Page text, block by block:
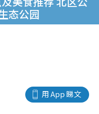
态公园
用 App 睇文